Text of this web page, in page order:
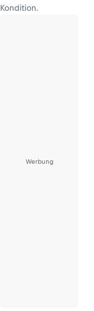
Kondition.
Werbung